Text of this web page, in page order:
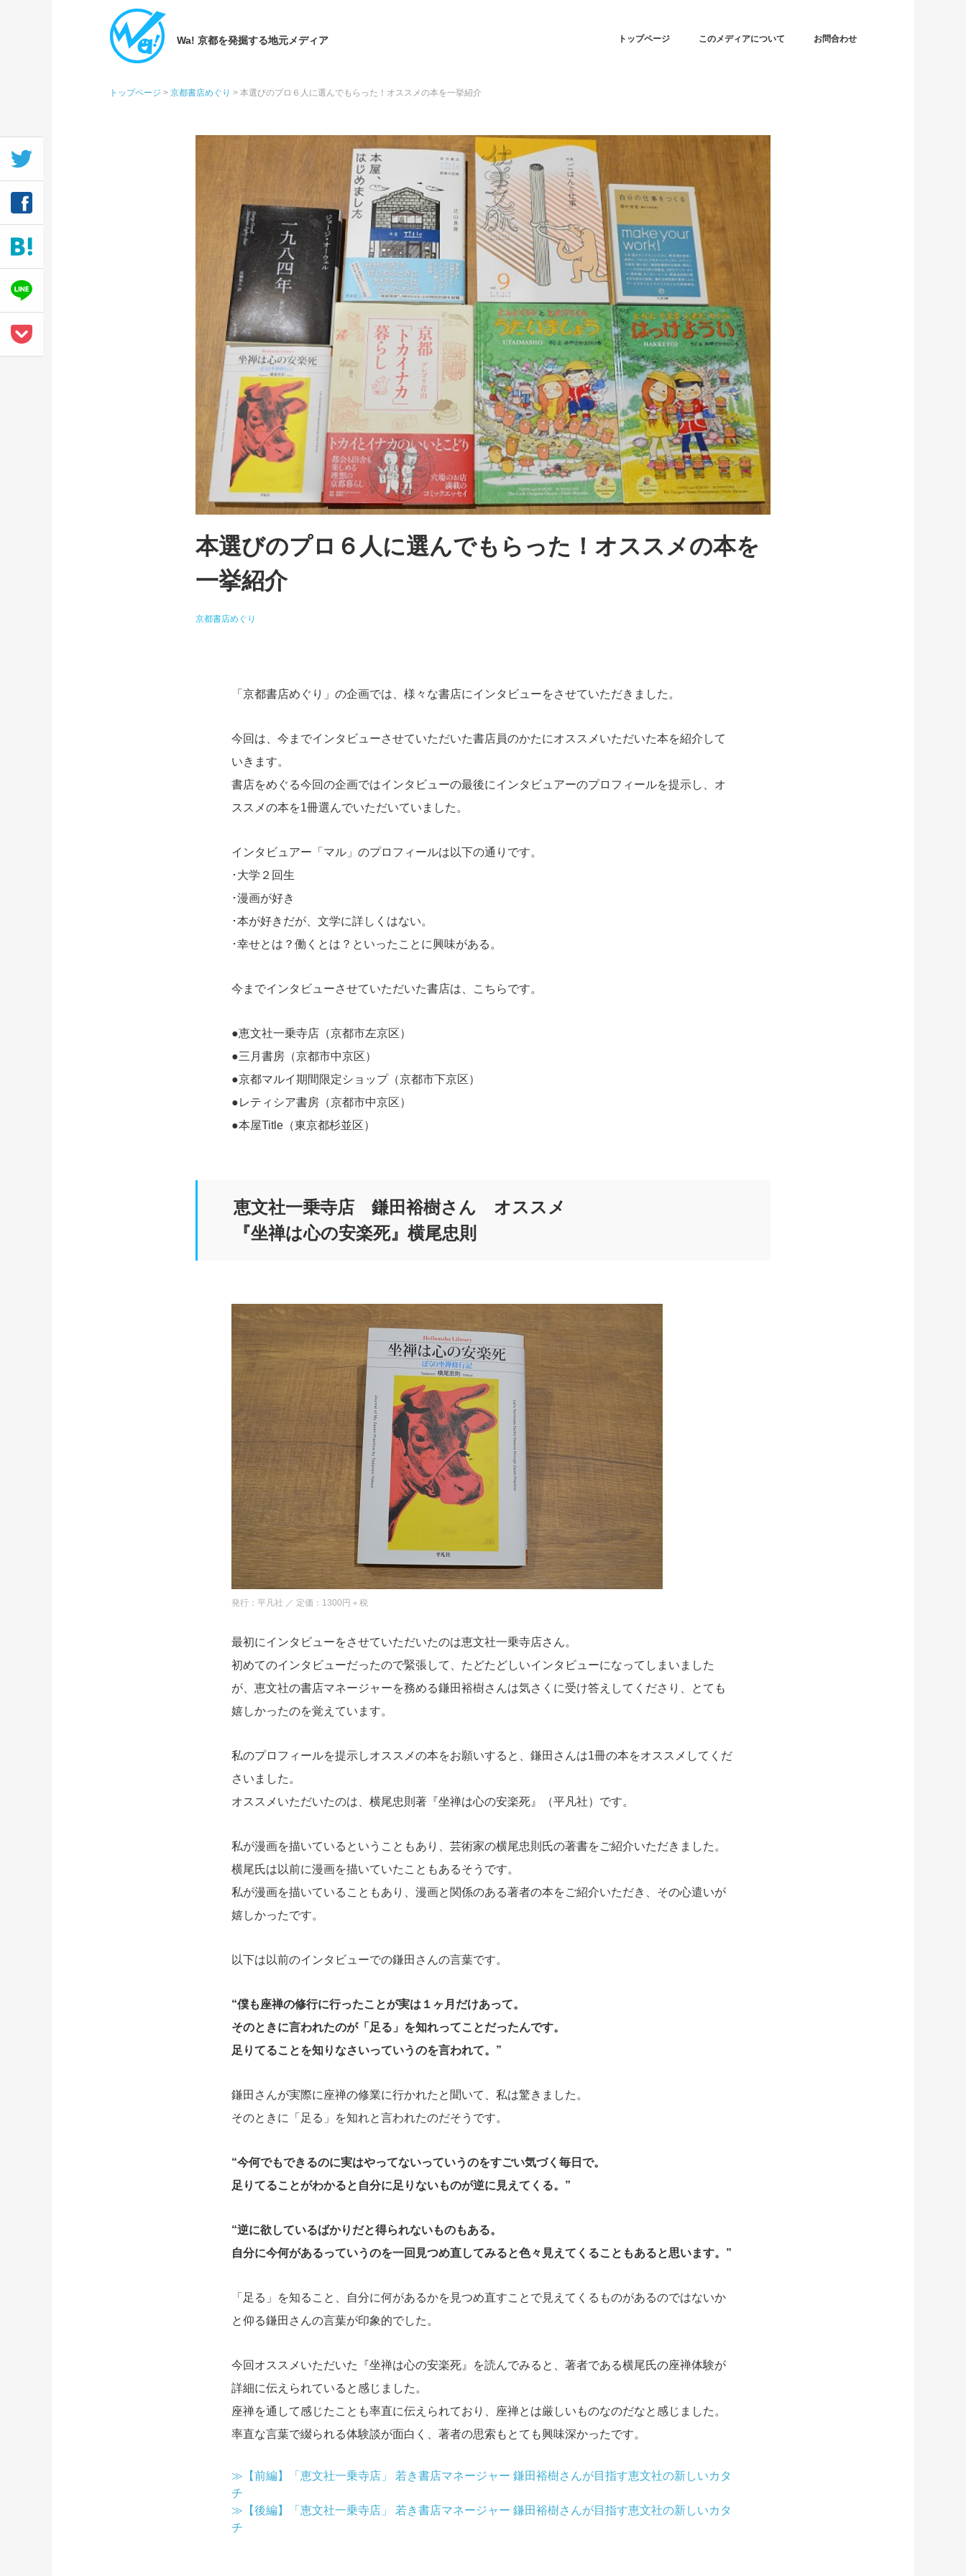
Wa! 京都を発掘する地元メディア トップページ このメディアについて お問合わせ
トップページ > 京都書店めぐり > 本選びのプロ６人に選んでもらった！オススメの本を一挙紹介
本選びのプロ６人に選んでもらった！オススメの本を
一挙紹介
京都書店めぐり
「京都書店めぐり」の企画では、様々な書店にインタビューをさせていただきました。
今回は、今までインタビューさせていただいた書店員のかたにオススメいただいた本を紹介して
いきます。
書店をめぐる今回の企画ではインタビューの最後にインタビュアーのプロフィールを提示し、オ
ススメの本を1冊選んでいただいていました。
インタビュアー「マル」のプロフィールは以下の通りです。
･大学２回生
･漫画が好き
･本が好きだが、文学に詳しくはない。
･幸せとは？働くとは？といったことに興味がある。
今までインタビューさせていただいた書店は、こちらです。
●恵文社一乗寺店（京都市左京区）
●三月書房（京都市中京区）
●京都マルイ期間限定ショップ（京都市下京区）
●レティシア書房（京都市中京区）
●本屋Title（東京都杉並区）
恵文社一乗寺店 鎌田裕樹さん オススメ
『坐禅は心の安楽死』横尾忠則
発行：平凡社 ／ 定価：1300円＋税
最初にインタビューをさせていただいたのは恵文社一乗寺店さん。
初めてのインタビューだったので緊張して、たどたどしいインタビューになってしまいました
が、恵文社の書店マネージャーを務める鎌田裕樹さんは気さくに受け答えしてくださり、とても
嬉しかったのを覚えています。
私のプロフィールを提示しオススメの本をお願いすると、鎌田さんは1冊の本をオススメしてくだ
さいました。
オススメいただいたのは、横尾忠則著『坐禅は心の安楽死』（平凡社）です。
私が漫画を描いているということもあり、芸術家の横尾忠則氏の著書をご紹介いただきました。
横尾氏は以前に漫画を描いていたこともあるそうです。
私が漫画を描いていることもあり、漫画と関係のある著者の本をご紹介いただき、その心遣いが
嬉しかったです。
以下は以前のインタビューでの鎌田さんの言葉です。
“僕も座禅の修行に行ったことが実は１ヶ月だけあって。
そのときに言われたのが「足る」を知れってことだったんです。
足りてることを知りなさいっていうのを言われて。”
鎌田さんが実際に座禅の修業に行かれたと聞いて、私は驚きました。
そのときに「足る」を知れと言われたのだそうです。
“今何でもできるのに実はやってないっていうのをすごい気づく毎日で。
足りてることがわかると自分に足りないものが逆に見えてくる。”
“逆に欲しているばかりだと得られないものもある。
自分に今何があるっていうのを一回見つめ直してみると色々見えてくることもあると思います。”
「足る」を知ること、自分に何があるかを見つめ直すことで見えてくるものがあるのではないか
と仰る鎌田さんの言葉が印象的でした。
今回オススメいただいた『坐禅は心の安楽死』を読んでみると、著者である横尾氏の座禅体験が
詳細に伝えられていると感じました。
座禅を通して感じたことも率直に伝えられており、座禅とは厳しいものなのだなと感じました。
率直な言葉で綴られる体験談が面白く、著者の思索もとても興味深かったです。
≫【前編】「恵文社一乗寺店」 若き書店マネージャー 鎌田裕樹さんが目指す恵文社の新しいカタ
チ
≫【後編】「恵文社一乗寺店」 若き書店マネージャー 鎌田裕樹さんが目指す恵文社の新しいカタ
チ